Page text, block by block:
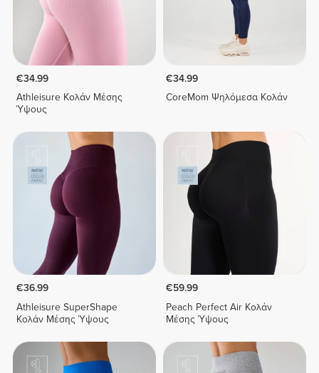
€34.99
Athleisure Κολάν Μέσης
Ύψους
€34.99
CoreMom Ψηλόμεσα Κολάν
€36.99
Athleisure SuperShape
Κολάν Μέσης Ύψους
€59.99
Peach Perfect Air Κολάν
Μέσης Ύψους